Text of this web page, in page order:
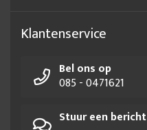
Klantenservice
Bel ons op
085 - 0471621
Stuur een bericht